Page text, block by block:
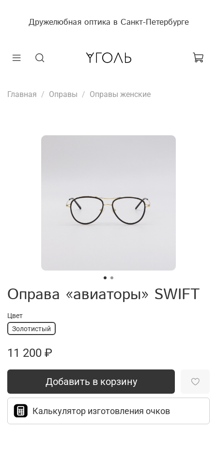
Дружелюбная оптика в Санкт-Петербурге
Главная Оправы Оправы женские
Оправа «авиаторы» SWIFT
Цвет
Золотистый
11 200 ₽
Добавить в корзину
Калькулятор изготовления очков